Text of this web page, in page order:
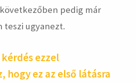
pedig már
ugyanezt.
ezzel
hogy ez az első látásra